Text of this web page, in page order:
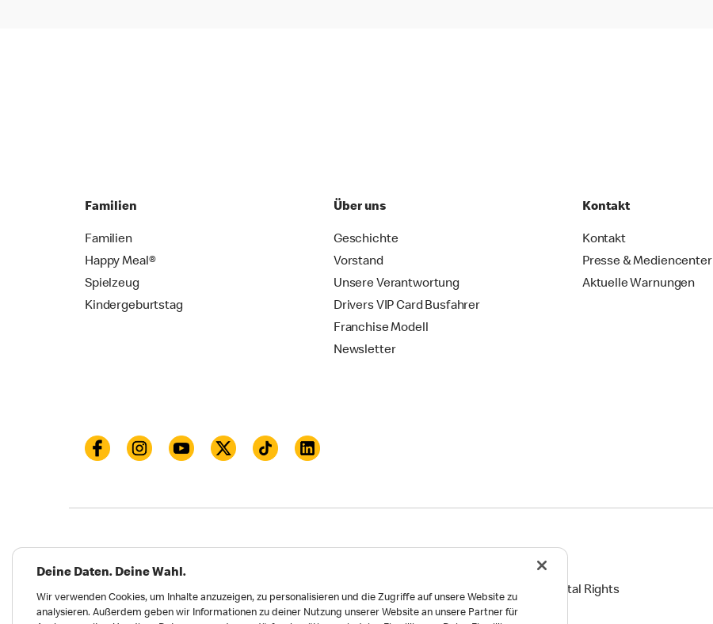
Familien
Familien
Happy Meal®
Spielzeug
Kindergeburtstag
Über uns
Geschichte
Vorstand
Unsere Verantwortung
Drivers VIP Card Busfahrer
Franchise Modell
Newsletter
Kontakt
Kontakt
Presse & Mediencenter
Aktuelle Warnungen
Meldungen zu Menschen- und Umweltrechten Reports on Human and Environmental Rights
Deine Daten. Deine Wahl.
Wir verwenden Cookies, um Inhalte anzuzeigen, zu personalisieren und die Zugriffe auf unsere Website zu
analysieren. Außerdem geben wir Informationen zu deiner Nutzung unserer Website an unsere Partner für